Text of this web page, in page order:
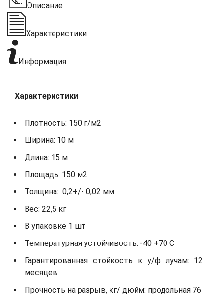
Описание
Характеристики
Информация
Характеристики
Плотность: 150 г/м2
Ширина: 10 м
Длина: 15 м
Площадь: 150 м2
Толщина: 0,2+/- 0,02 мм
Вес: 22,5 кг
В упаковке 1 шт
Температурная устойчивость: -40 +70 С
Гарантированная стойкость к у/ф лучам: 12
месяцев
Прочность на разрыв, кг/ дюйм: продольная 76